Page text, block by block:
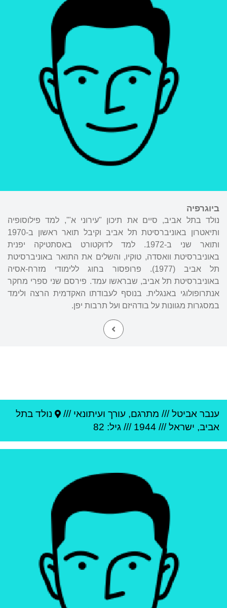
ביוגרפיה
נולד בתל אביב, סיים את תיכון "עירוני א"', למד פילוסופיה
ותיאטרון באוניברסיטת תל אביב וקיבל תואר ראשון ב-1970
ותואר שני ב-1972. למד לדוקטורט באסתטיקה יפנית
באוניברסיטת וואסדה, טוקיו, והשלים את התואר באוניברסיטת
תל אביב (1977). פרופסור בחוג ללימודי מזרח-אסיה
באוניברסיטת תל אביב, שבראשו עמד. פירסם שני ספרי מחקר
אנתרופולוגי באנגלית. בנוסף לעבודתו האקדמית הרצה ולימד
במסגרות מגוונות על בודהיזם ועל תרבות יפן.
ענבר אביטל/// מתרגם, עורך ועיתונאי /// נולד בתל
אביב, ישראל///
1944 /// גיל: 82